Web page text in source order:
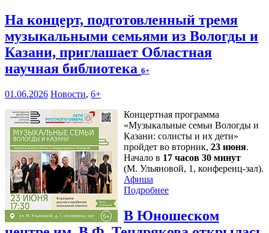
На концерт, подготовленный тремя
музыкальными семьями из Вологды и
Казани, приглашает Областная
научная библиотека 6+
01.06.2026 Новости, 6+
Концертная программа
«Музыкальные семьи Вологды и
Казани: солисты и их дети»
пройдет во вторник, 23 июня.
Начало в 17 часов 30 минут
(М. Ульяновой, 1, конференц-зал).
Афиша
Подробнее
В Юношеском